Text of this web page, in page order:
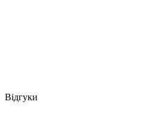
Відгуки